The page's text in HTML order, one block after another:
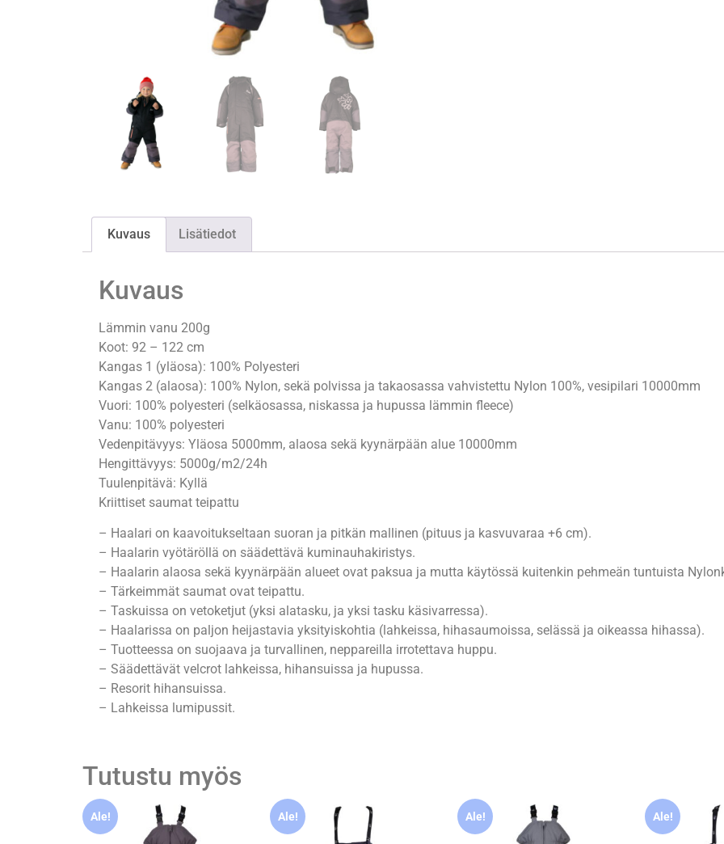
Kuvaus Lisätiedot
Kuvaus
Lämmin vanu 200g
Koot: 92 – 122 cm
Kangas 1 (yläosa): 100% Polyesteri
Kangas 2 (alaosa): 100% Nylon, sekä polvissa ja takaosassa vahvistettu Nylon 100%, vesipilari 10000mm
Vuori: 100% polyesteri (selkäosassa, niskassa ja hupussa lämmin fleece)
Vanu: 100% polyesteri
Vedenpitävyys: Yläosa 5000mm, alaosa sekä kyynärpään alue 10000mm
Hengittävyys: 5000g/m2/24h
Tuulenpitävä: Kyllä
Kriittiset saumat teipattu
– Haalari on kaavoitukseltaan suoran ja pitkän mallinen (pituus ja kasvuvaraa +6 cm).
– Haalarin vyötäröllä on säädettävä kuminauhakiristys.
– Haalarin alaosa sekä kyynärpään alueet ovat paksua ja mutta käytössä kuitenkin pehmeän tuntuista
– Tärkeimmät saumat ovat teipattu.
– Taskuissa on vetoketjut (yksi alatasku, ja yksi tasku käsivarressa).
– Haalarissa on paljon heijastavia yksityiskohtia (lahkeissa, hihasaumoissa, selässä ja oikeassa hihassa).
– Tuotteessa on suojaava ja turvallinen, neppareilla irrotettava huppu.
– Säädettävät velcrot lahkeissa, hihansuissa ja hupussa.
– Resorit hihansuissa.
– Lahkeissa lumipussit.
Tutustu myös
Ale! Ale! Ale! Ale!